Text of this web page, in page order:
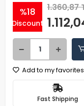
%18
Discount
1.360,87
Add to my favorites
Fast Shipping